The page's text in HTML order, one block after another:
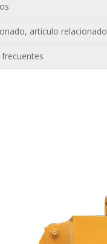
artículo relacionado